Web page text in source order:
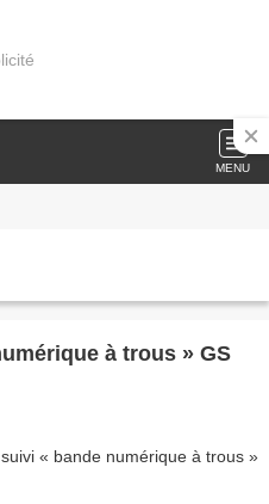
MENU
à trous » GS